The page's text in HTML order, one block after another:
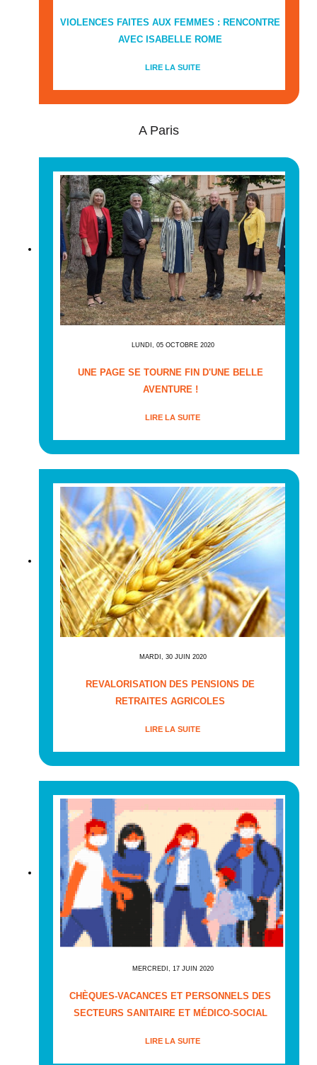
VIOLENCES FAITES AUX FEMMES : RENCONTRE
AVEC ISABELLE ROME
LIRE LA SUITE
A Paris
LUNDI, 05 OCTOBRE 2020
UNE PAGE SE TOURNE FIN D'UNE BELLE
AVENTURE !
LIRE LA SUITE
MARDI, 30 JUIN 2020
REVALORISATION DES PENSIONS DE
RETRAITES AGRICOLES
LIRE LA SUITE
MERCREDI, 17 JUIN 2020
CHÈQUES-VACANCES ET PERSONNELS DES
SECTEURS SANITAIRE ET MÉDICO-SOCIAL
LIRE LA SUITE